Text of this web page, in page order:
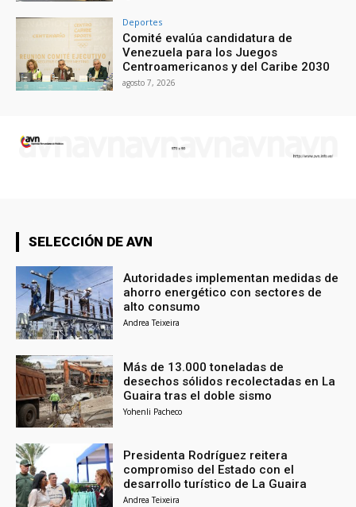
Deportes
Comité evalúa candidatura de
Venezuela para los Juegos
Centroamericanos y del Caribe 2030
agosto 7, 2026
SELECCIÓN DE AVN
Autoridades implementan medidas de
ahorro energético con sectores de
alto consumo
Andrea Teixeira
Más de 13.000 toneladas de
desechos sólidos recolectadas en La
Guaira tras el doble sismo
Yohenli Pacheco
Presidenta Rodríguez reitera
compromiso del Estado con el
desarrollo turístico de La Guaira
Andrea Teixeira